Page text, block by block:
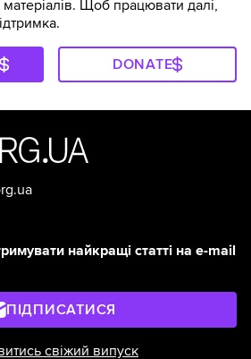
Щоб працювати далі,
DONATE
найкращі статті на e-mail
ПІДПИСАТИСЯ
свіжий випуск